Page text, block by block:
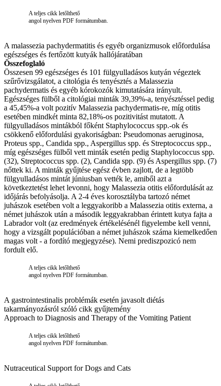
A teljes cikk letőlthető
angol nyelven PDF formátumban.
A malassezia pachydermatitis és egyéb organizmusok előfordulása
egészséges és fertőzött kutyák hallójáratában
Összefoglaló
Összesen 99 egészséges és 101 fülgyulladásos kutyán végeztek
szűrővizsgálatot, a citológia és tenyésztés a Malassezia
pachydermatis és egyéb kórokozók kimutatására irányult.
Egészséges fülből a citológiai minták 39,39%-a, tenyésztéssel pedig
a 45,45%-a volt pozitív Malassezia pachydermatis-re, míg otitis
esetében mindkét minta 82,18%-os pozitivitást mutatott. A
fülgyulladásos mintákból főként Staphylococcus spp.-ok és
csökkenő előfordulási gyakoriságban: Pseudomonas aeruginosa,
Proteus spp., Candida spp., Aspergillus spp. és Streptococcus spp.,
míg egészséges fülből vett minták esetén pedig Staphylococcus spp.
(32), Streptococcus spp. (2), Candida spp. (9) és Aspergillus spp. (7)
nőttek ki. A minták gyűjtése egész évben zajlott, de a legtöbb
fülgyulladásos mintát júniusban vették le, amiből azt a
következtetést lehet levonni, hogy Malassezia otitis előfordulását az
időjárás befolyásolja. A 2-4 éves korosztályba tartozó német
juhászok esetében volt a leggyakoribb a Malassezia otitis externa, a
német juhászok után a második leggyakrabban érintett kutya fajta a
Labrador volt (az eredmények értékelésénél figyelembe kell venni,
hogy a vizsgált populációban a német juhászok száma kiemelkedően
magas volt - a fordító megjegyzése). Nemi prediszpozicó nem
fordult elő.
A teljes cikk letőlthető
angol nyelven PDF formátumban.
A gastrointestinalis problémák esetén javasolt diétás
takarmányozásról szóló cikk gyűjtemény
Approach to Diagnosis and Therapy of the Vomiting Patient
A teljes cikk letőlthető
angol nyelven PDF formátumban.
Nutraceutical Support for Dogs and Cats